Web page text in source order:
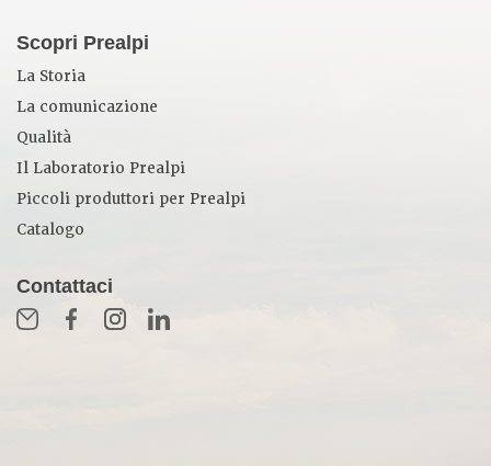
Scopri Prealpi
La Storia
La comunicazione
Qualità
Il Laboratorio Prealpi
Piccoli produttori per Prealpi
Catalogo
Contattaci